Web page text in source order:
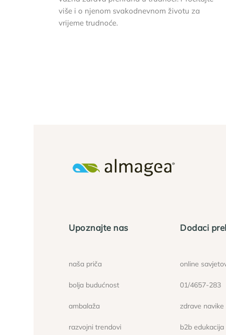
više i o njenom svakodnevnom životu za
vrijeme trudnoće.
Upoznajte nas
naša priča
bolja budućnost
ambalaža
razvojni trendovi
Dodaci
online
01/4657-283
zdrave navike
b2b edukacija